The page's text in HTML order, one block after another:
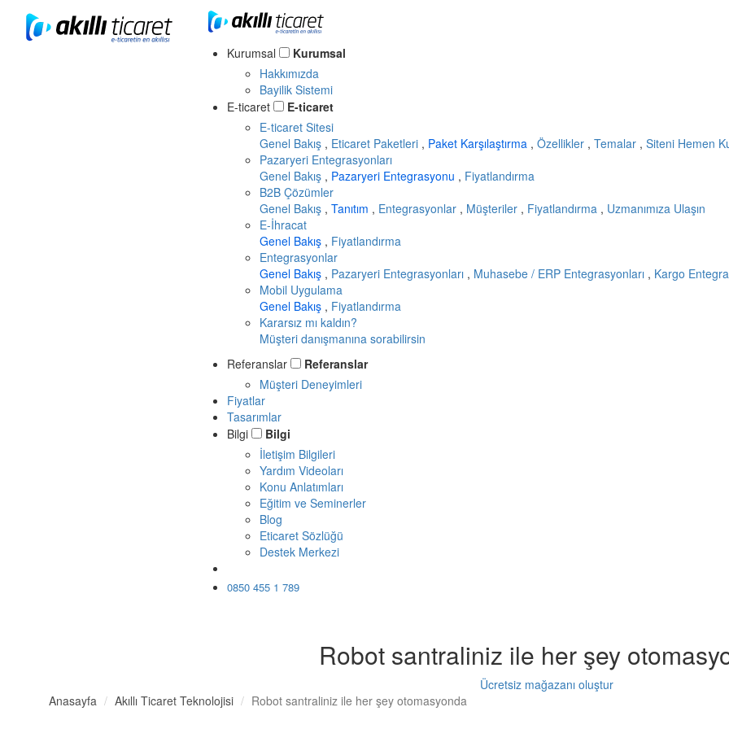
Kurumsal
Kurumsal
Hakkımızda
Bayilik Sistemi
E-ticaret
E-ticaret
E-ticaret Sitesi
Genel Bakış , Eticaret Paketleri , Paket Karşılaştırma , Özellikler , Temalar , Siteni Hemen
Pazaryeri Entegrasyonları
Genel Bakış , Pazaryeri Entegrasyonu , Fiyatlandırma
B2B Çözümler
Genel Bakış , Tanıtım , Entegrasyonlar , Müşteriler , Fiyatlandırma , Uzmanımıza Ulaşın
E-İhracat
Genel Bakış , Fiyatlandırma
Entegrasyonlar
Genel Bakış , Pazaryeri Entegrasyonları , Muhasebe / ERP Entegrasyonları , Kargo
Mobil Uygulama
Genel Bakış , Fiyatlandırma
Kararsız mı kaldın?
Müşteri danışmanına sorabilirsin
Referanslar
Referanslar
Müşteri Deneyimleri
Fiyatlar
Tasarımlar
Bilgi
Bilgi
İletişim Bilgileri
Yardım Videoları
Konu Anlatımları
Eğitim ve Seminerler
Blog
Eticaret Sözlüğü
Destek Merkezi
0850 455 1 789
Robot santraliniz ile her şey
Ücretsiz mağazanı oluştur
Anasayfa
Akıllı Ticaret Teknolojisi Robot santraliniz ile her şey otomasyonda